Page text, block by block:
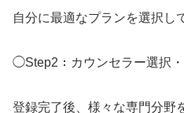
自分に最適なプランを選択し
◯Step2：カウンセラー選択
登録完了後、様々な専門分野